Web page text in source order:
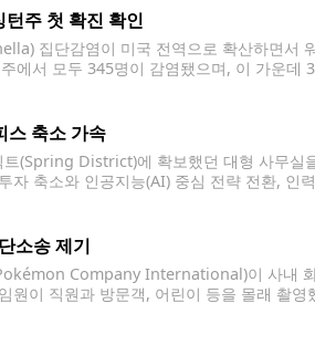
주 첫 확진 확인
집단감염이 미국 전역으로 확산하면서
에서 모두 345명이 감염됐으며, 이 가운데
스 축소 가속
(Spring District)에 확보했던 대형 사무실
축소와 인공지능(AI) 중심 전략 전환, 인
소송 제기
Company International)이 사내
원이 직원과 방문객, 어린이 등을 몰래 촬영